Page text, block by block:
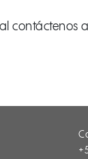
contáctenos